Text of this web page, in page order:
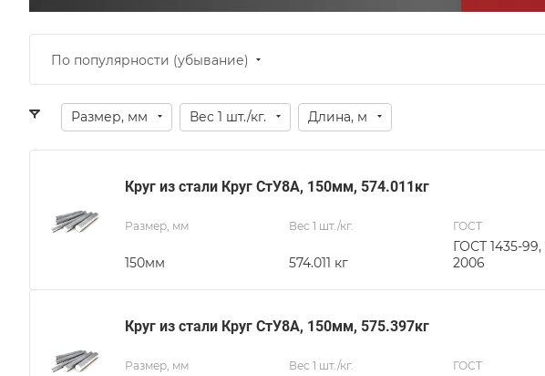
По популярности (убывание)
Размер, мм Вес 1 шт./кг. Длина, м
Круг из стали Круг СтУ8А, 150мм, 574.011кг
Размер, мм
150мм
Вес 1 шт./кг.
574.011 кг
ГОСТ
ГОСТ 1435-
2006
Круг из стали Круг СтУ8А, 150мм, 575.397кг
Размер, мм Вес 1 шт./кг. ГОСТ